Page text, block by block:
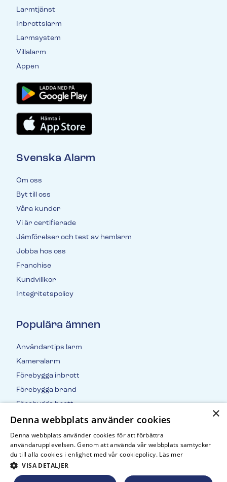
Larmtjänst
Inbrottslarm
Larmsystem
Villalarm
Appen
Svenska Alarm
Om oss
Byt till oss
Våra kunder
Vi är certifierade
Jämförelser och test av hemlarm
Jobba hos oss
Franchise
Kundvillkor
Integritetspolicy
Populära ämnen
Användartips larm
Kameralarm
Förebygga inbrott
Förebygga brand
Förebygga brott
Inbrottsstatistik
×
Denna webbplats använder cookies
Denna webbplats använder cookies för att förbättra
användarupplevelsen. Genom att använda vår webbplats samtycker
du till alla cookies i enlighet med vår cookiepolicy. Läs mer
VISA DETALJER